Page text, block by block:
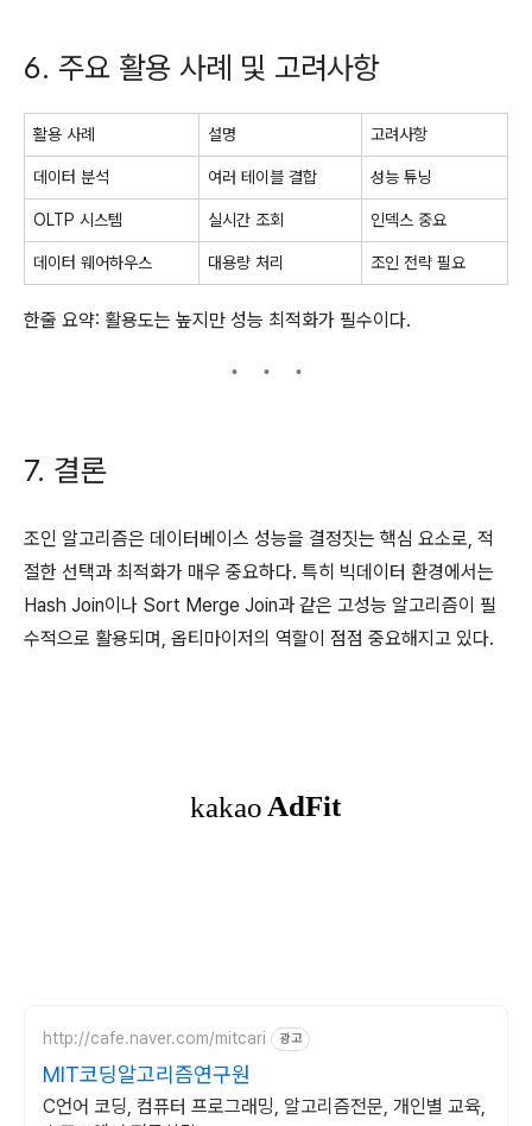
6. 주요 활용 사례 및 고려사항
활용 사례 설명 고려사항
데이터 분석 여러 테이블 결합 성능 튜닝
OLTP 시스템 실시간 조회 인덱스 중요
데이터 웨어하우스 대용량 처리 조인 전략 필요
한줄 요약: 활용도는 높지만 성능 최적화가 필수이다.
7. 결론
조인 알고리즘은 데이터베이스 성능을 결정짓는 핵심 요소로, 적
절한 선택과 최적화가 매우 중요하다. 특히 빅데이터 환경에서는
Hash Join이나 Sort Merge Join과 같은 고성능 알고리즘이 필
수적으로 활용되며, 옵티마이저의 역할이 점점 중요해지고 있다.
http://cafe.naver.com/mitcari 광고
MIT코딩알고리즘연구원
C언어 코딩, 컴퓨터 프로그래밍, 알고리즘전문, 개인별 교육,